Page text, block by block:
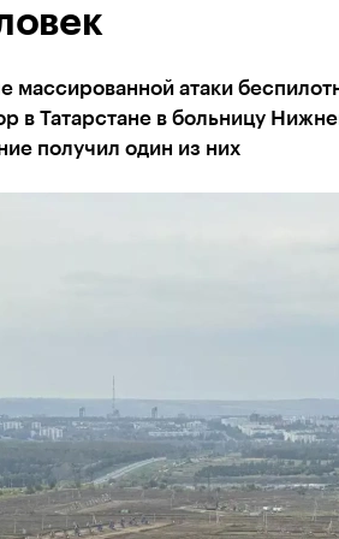
массированной атаки
в Татарстане в больницу
получил один из них